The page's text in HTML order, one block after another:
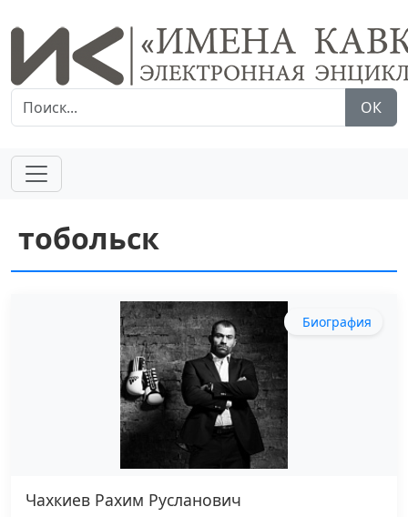
ОК
тобольск
Биография
Чахкиев Рахим Русланович